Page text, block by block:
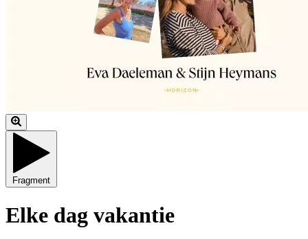
Fragment
Elke dag vakantie